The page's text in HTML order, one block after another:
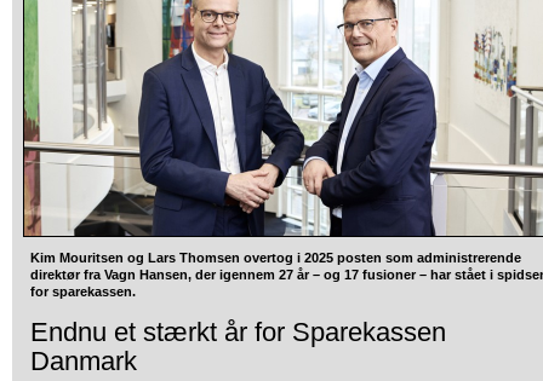
Kim Mouritsen og Lars Thomsen overtog i 2025 posten som administrerende
direktør fra Vagn Hansen, der igennem 27 år – og 17 fusioner – har stået i
for sparekassen.
Endnu et stærkt år for Sparekassen
Danmark